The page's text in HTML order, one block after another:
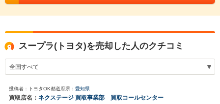
スープラ(トヨタ)を売却した人のクチコミ
投稿者：トヨタOK都道府県： 愛知県
買取店名： ネクステージ 買取事業部 買取コールセンター